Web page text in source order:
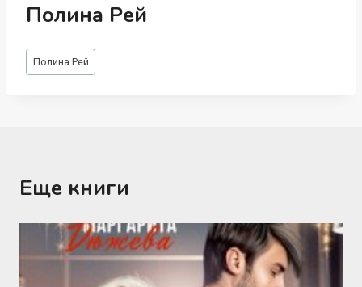
Полина Рей
Метки
записи:
Полина Рей
Еще книги